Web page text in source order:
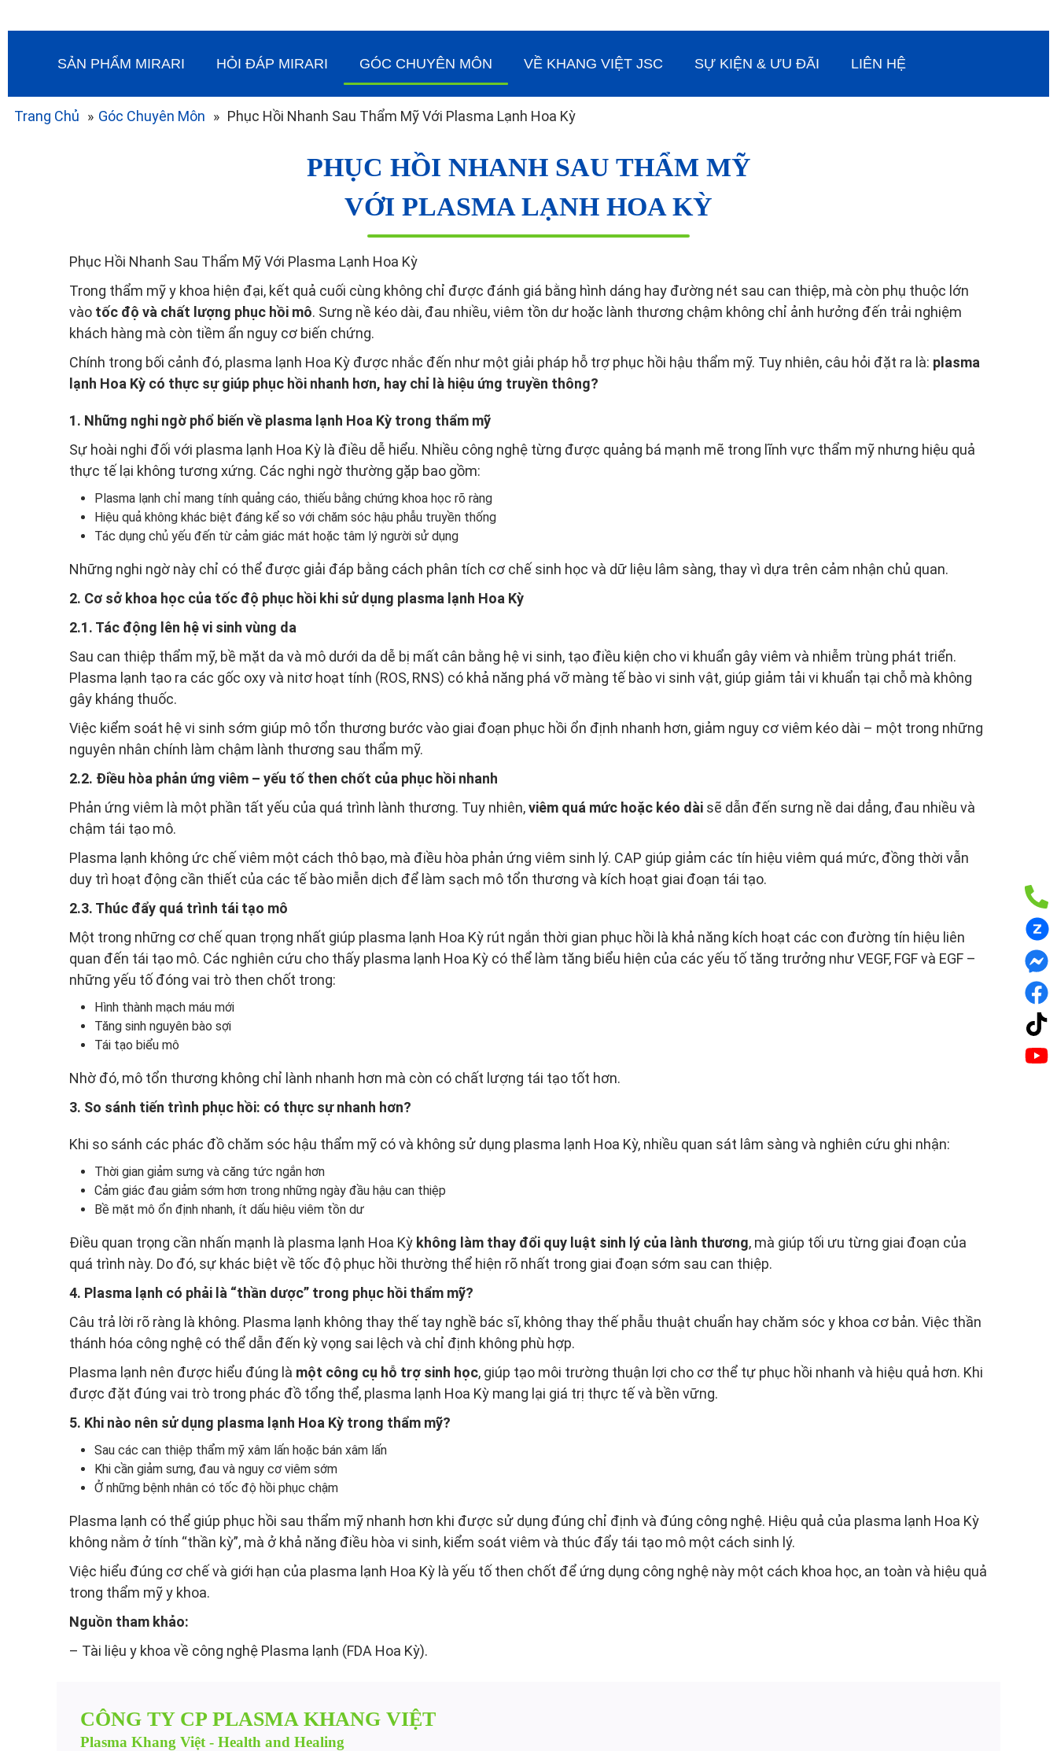
SẢN PHẨM MIRARI HỎI ĐÁP MIRARI GÓC CHUYÊN MÔN VỀ KHANG VIỆT JSC SỰ KIỆN & ƯU ĐÃI LIÊN HỆ
Trang Chủ » Góc Chuyên Môn » Phục Hồi Nhanh Sau Thẩm Mỹ Với Plasma Lạnh Hoa Kỳ
PHỤC HỒI NHANH SAU THẨM MỸ
VỚI PLASMA LẠNH HOA KỲ
Phục Hồi Nhanh Sau Thẩm Mỹ Với Plasma Lạnh Hoa Kỳ
Trong thẩm mỹ y khoa hiện đại, kết quả cuối cùng không chỉ được đánh giá bằng hình dáng hay đường nét sau can thiệp, mà còn phụ thuộc lớn
vào tốc độ và chất lượng phục hồi mô. Sưng nề kéo dài, đau nhiều, viêm tồn dư hoặc lành thương chậm không chỉ ảnh hưởng đến trải nghiệm
khách hàng mà còn tiềm ẩn nguy cơ biến chứng.
Chính trong bối cảnh đó, plasma lạnh Hoa Kỳ được nhắc đến như một giải pháp hỗ trợ phục hồi hậu thẩm mỹ. Tuy nhiên, câu hỏi đặt ra là: plasma
lạnh Hoa Kỳ có thực sự giúp phục hồi nhanh hơn, hay chỉ là hiệu ứng truyền thông?
1. Những nghi ngờ phổ biến về plasma lạnh Hoa Kỳ trong thẩm mỹ
Sự hoài nghi đối với plasma lạnh Hoa Kỳ là điều dễ hiểu. Nhiều công nghệ từng được quảng bá mạnh mẽ trong lĩnh vực thẩm mỹ nhưng hiệu quả
thực tế lại không tương xứng. Các nghi ngờ thường gặp bao gồm:
Plasma lạnh chỉ mang tính quảng cáo, thiếu bằng chứng khoa học rõ ràng
Hiệu quả không khác biệt đáng kể so với chăm sóc hậu phẫu truyền thống
Tác dụng chủ yếu đến từ cảm giác mát hoặc tâm lý người sử dụng
Những nghi ngờ này chỉ có thể được giải đáp bằng cách phân tích cơ chế sinh học và dữ liệu lâm sàng, thay vì dựa trên cảm nhận chủ quan.
2. Cơ sở khoa học của tốc độ phục hồi khi sử dụng plasma lạnh Hoa Kỳ
2.1. Tác động lên hệ vi sinh vùng da
Sau can thiệp thẩm mỹ, bề mặt da và mô dưới da dễ bị mất cân bằng hệ vi sinh, tạo điều kiện cho vi khuẩn gây viêm và nhiễm trùng phát triển.
Plasma lạnh tạo ra các gốc oxy và nitơ hoạt tính (ROS, RNS) có khả năng phá vỡ màng tế bào vi sinh vật, giúp giảm tải vi khuẩn tại chỗ mà không
gây kháng thuốc.
Việc kiểm soát hệ vi sinh sớm giúp mô tổn thương bước vào giai đoạn phục hồi ổn định nhanh hơn, giảm nguy cơ viêm kéo dài – một trong những
nguyên nhân chính làm chậm lành thương sau thẩm mỹ.
2.2. Điều hòa phản ứng viêm – yếu tố then chốt của phục hồi nhanh
Phản ứng viêm là một phần tất yếu của quá trình lành thương. Tuy nhiên,viêm quá mức hoặc kéo dài sẽ dẫn đến sưng nề dai dẳng, đau nhiều và
chậm tái tạo mô.
Plasma lạnh không ức chế viêm một cách thô bạo, mà điều hòa phản ứng viêm sinh lý. CAP giúp giảm các tín hiệu viêm quá mức, đồng thời vẫn
duy trì hoạt động cần thiết của các tế bào miễn dịch để làm sạch mô tổn thương và kích hoạt giai đoạn tái tạo.
2.3. Thúc đẩy quá trình tái tạo mô
Một trong những cơ chế quan trọng nhất giúp plasma lạnh Hoa Kỳ rút ngắn thời gian phục hồi là khả năng kích hoạt các con đường tín hiệu liên
quan đến tái tạo mô. Các nghiên cứu cho thấy plasma lạnh Hoa Kỳ có thể làm tăng biểu hiện của các yếu tố tăng trưởng như VEGF, FGF và EGF –
những yếu tố đóng vai trò then chốt trong:
Hình thành mạch máu mới
Tăng sinh nguyên bào sợi
Tái tạo biểu mô
Nhờ đó, mô tổn thương không chỉ lành nhanh hơn mà còn có chất lượng tái tạo tốt hơn.
3. So sánh tiến trình phục hồi: có thực sự nhanh hơn?
Khi so sánh các phác đồ chăm sóc hậu thẩm mỹ có và không sử dụng plasma lạnh Hoa Kỳ, nhiều quan sát lâm sàng và nghiên cứu ghi nhận:
Thời gian giảm sưng và căng tức ngắn hơn
Cảm giác đau giảm sớm hơn trong những ngày đầu hậu can thiệp
Bề mặt mô ổn định nhanh, ít dấu hiệu viêm tồn dư
Điều quan trọng cần nhấn mạnh là plasma lạnh Hoa Kỳ không làm thay đổi quy luật sinh lý của lành thương, mà giúp tối ưu từng giai đoạn của
quá trình này. Do đó, sự khác biệt về tốc độ phục hồi thường thể hiện rõ nhất trong giai đoạn sớm sau can thiệp.
4. Plasma lạnh có phải là “thần dược” trong phục hồi thẩm mỹ?
Câu trả lời rõ ràng là không. Plasma lạnh không thay thế tay nghề bác sĩ, không thay thế phẫu thuật chuẩn hay chăm sóc y khoa cơ bản. Việc thần
thánh hóa công nghệ có thể dẫn đến kỳ vọng sai lệch và chỉ định không phù hợp.
Plasma lạnh nên được hiểu đúng là một công cụ hỗ trợ sinh học, giúp tạo môi trường thuận lợi cho cơ thể tự phục hồi nhanh và hiệu quả hơn. Khi
được đặt đúng vai trò trong phác đồ tổng thể, plasma lạnh Hoa Kỳ mang lại giá trị thực tế và bền vững.
5. Khi nào nên sử dụng plasma lạnh Hoa Kỳ trong thẩm mỹ?
Sau các can thiệp thẩm mỹ xâm lấn hoặc bán xâm lấn
Khi cần giảm sưng, đau và nguy cơ viêm sớm
Ở những bệnh nhân có tốc độ hồi phục chậm
Plasma lạnh có thể giúp phục hồi sau thẩm mỹ nhanh hơn khi được sử dụng đúng chỉ định và đúng công nghệ. Hiệu quả của plasma lạnh Hoa Kỳ
không nằm ở tính “thần kỳ”, mà ở khả năng điều hòa vi sinh, kiểm soát viêm và thúc đẩy tái tạo mô một cách sinh lý.
Việc hiểu đúng cơ chế và giới hạn của plasma lạnh Hoa Kỳ là yếu tố then chốt để ứng dụng công nghệ này một cách khoa học, an toàn và hiệu quả
trong thẩm mỹ y khoa.
Nguồn tham khảo:
– Tài liệu y khoa về công nghệ Plasma lạnh (FDA Hoa Kỳ).
CÔNG TY CP PLASMA KHANG VIỆT
Plasma Khang Việt - Health and Healing